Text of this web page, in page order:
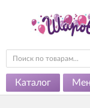
Каталог